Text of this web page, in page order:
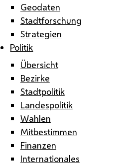
Geodaten
Stadtforschung
Strategien
Politik
Übersicht
Bezirke
Stadtpolitik
Landespolitik
Wahlen
Mitbestimmen
Finanzen
Internationales